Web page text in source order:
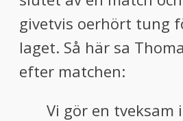
givetvis oerhört tung
laget. Så här sa
efter matchen:
Vi gör en tveksam